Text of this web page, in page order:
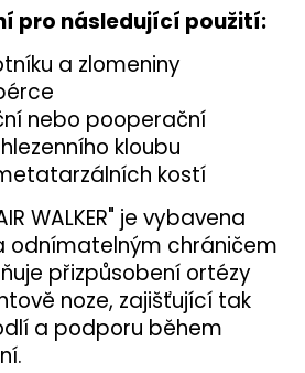
pro následující použití:
a zlomeniny
nebo pooperační
kloubu
kostí
WALKER" je vybavena
odnímatelným chráničem
přizpůsobení ortézy
noze, zajišťující tak
a podporu během